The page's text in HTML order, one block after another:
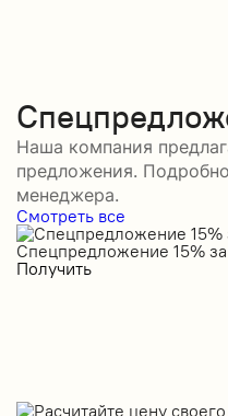
Наша компания
предложения.
менеджера.
Смотреть все
Спецпредложение 15%
Получить